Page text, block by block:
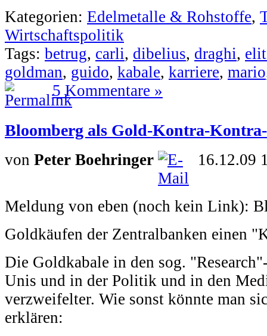
Kategorien: Edelmetalle & Rohstoffe,
Wirtschaftspolitik
Tags: betrug, carli, dibelius, draghi,
goldman, guido, kabale, karriere, mario
5 Kommentare »
Bloomberg als Gold-Kontra-
von Peter Boehringer 16.12.09
Meldung von eben (noch kein Link):
Goldkäufen der Zentralbanken einen
Die Goldkabale in den sog.
Unis und in der Politik und in den
verzweifelter. Wie sonst könnte man
erklären: